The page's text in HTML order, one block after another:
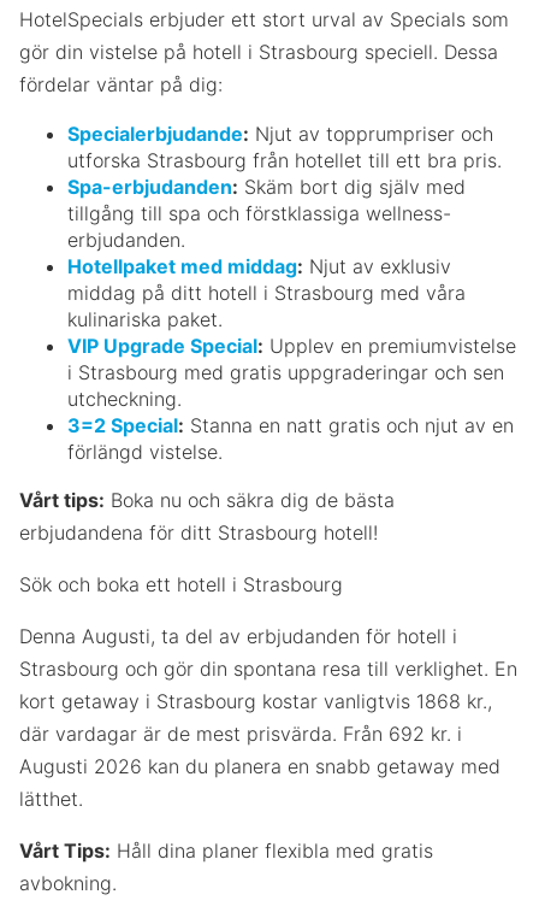
HotelSpecials erbjuder ett stort urval av Specials som
gör din vistelse på hotell i Strasbourg speciell. Dessa
fördelar väntar på dig:
Specialerbjudande: Njut av topprumpriser och
utforska Strasbourg från hotellet till ett bra pris.
Spa-erbjudanden: Skäm bort dig själv med
tillgång till spa och förstklassiga wellness-
erbjudanden.
Hotellpaket med middag: Njut av exklusiv
middag på ditt hotell i Strasbourg med våra
kulinariska paket.
VIP Upgrade Special: Upplev en premiumvistelse
i Strasbourg med gratis uppgraderingar och sen
utcheckning.
3=2 Special: Stanna en natt gratis och njut av en
förlängd vistelse.
Vårt tips: Boka nu och säkra dig de bästa
erbjudandena för ditt Strasbourg hotell!
Sök och boka ett hotell i Strasbourg
Denna Augusti, ta del av erbjudanden för hotell i
Strasbourg och gör din spontana resa till verklighet. En
kort getaway i Strasbourg kostar vanligtvis 1868 kr.,
där vardagar är de mest prisvärda. Från 692 kr. i
Augusti 2026 kan du planera en snabb getaway med
lätthet.
Vårt Tips: Håll dina planer flexibla med gratis
avbokning.